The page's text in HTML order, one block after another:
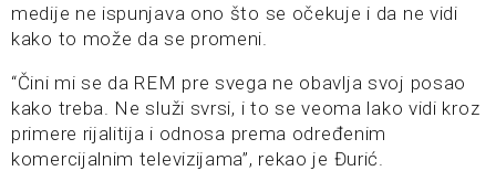
medije ne ispunjava ono što se očekuje i da ne vidi
kako to može da se promeni.
“Čini mi se da REM pre svega ne obavlja svoj posao
kako treba. Ne služi svrsi, i to se veoma lako vidi kroz
primere rijalitija i odnosa prema određenim
komercijalnim televizijama”, rekao je Đurić.